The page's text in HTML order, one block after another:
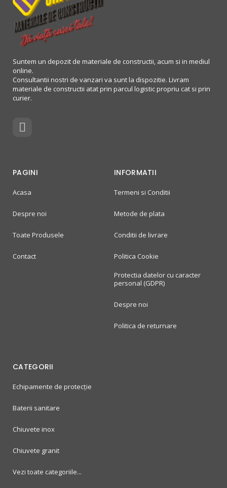
Suntem un depozit de materiale de constructii, acum si in mediul
online.
Consultantii nostri de vanzari va sunt la dispozitie. Livram
materiale de constructii atat prin parcul logistic propriu cat si prin
curier.
PAGINI
Acasa
Despre noi
Toate Produsele
Contact
INFORMATII
Termeni si Conditii
Metode de plata
Conditii de livrare
Politica Cookie
Protectia datelor cu caracter
personal (GDPR)
Despre noi
Politica de returnare
CATEGORII
Echipamente de protecție
Baterii sanitare
Chiuvete inox
Chiuvete granit
Vezi toate categoriile...